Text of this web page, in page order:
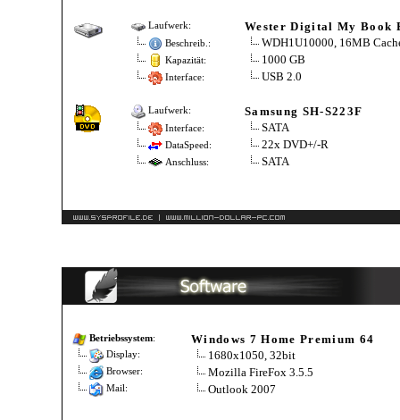
Laufwerk: Wester Digital My Book
Beschreib.: WDH1U10000, 16MB
Kapazität: 1000 GB
Interface: USB 2.0
Laufwerk: Samsung SH-S223F
Interface: SATA
DataSpeed: 22x DVD+/-R
Anschluss: SATA
Betriebssystem: Windows 7 Home Premium 64
Display: 1680x1050, 32bit
Browser: Mozilla FireFox 3.5.5
Mail: Outlook 2007